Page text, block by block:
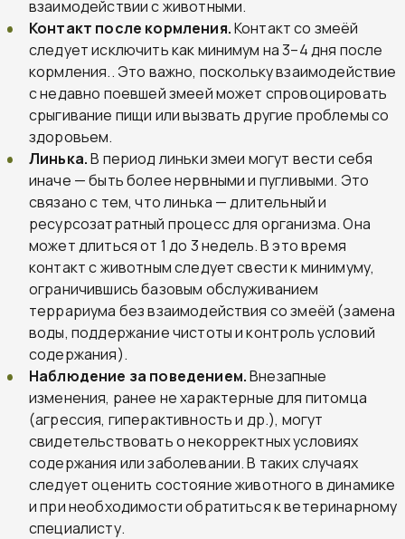
взаимодействии с животными.
Контакт после кормления.Контакт со змеёй
следует исключить как минимум на 3–4 дня после
кормления.. Это важно, поскольку взаимодействие
с недавно поевшей змеей может спровоцировать
срыгивание пищи или вызвать другие проблемы со
здоровьем.
Линька.В период линьки змеи могут вести себя
иначе — быть более нервными и пугливыми. Это
связано с тем, что линька — длительный и
ресурсозатратный процесс для организма. Она
может длиться от 1 до 3 недель. В это время
контакт с животным следует свести к минимуму,
ограничившись базовым обслуживанием
террариума без взаимодействия со змеёй (замена
воды, поддержание чистоты и контроль условий
содержания).
Наблюдение за поведением.Внезапные
изменения, ранее не характерные для питомца
(агрессия, гиперактивность и др.), могут
свидетельствовать о некорректных условиях
содержания или заболевании. В таких случаях
следует оценить состояние животного в динамике
и при необходимости обратиться к ветеринарному
специалисту.